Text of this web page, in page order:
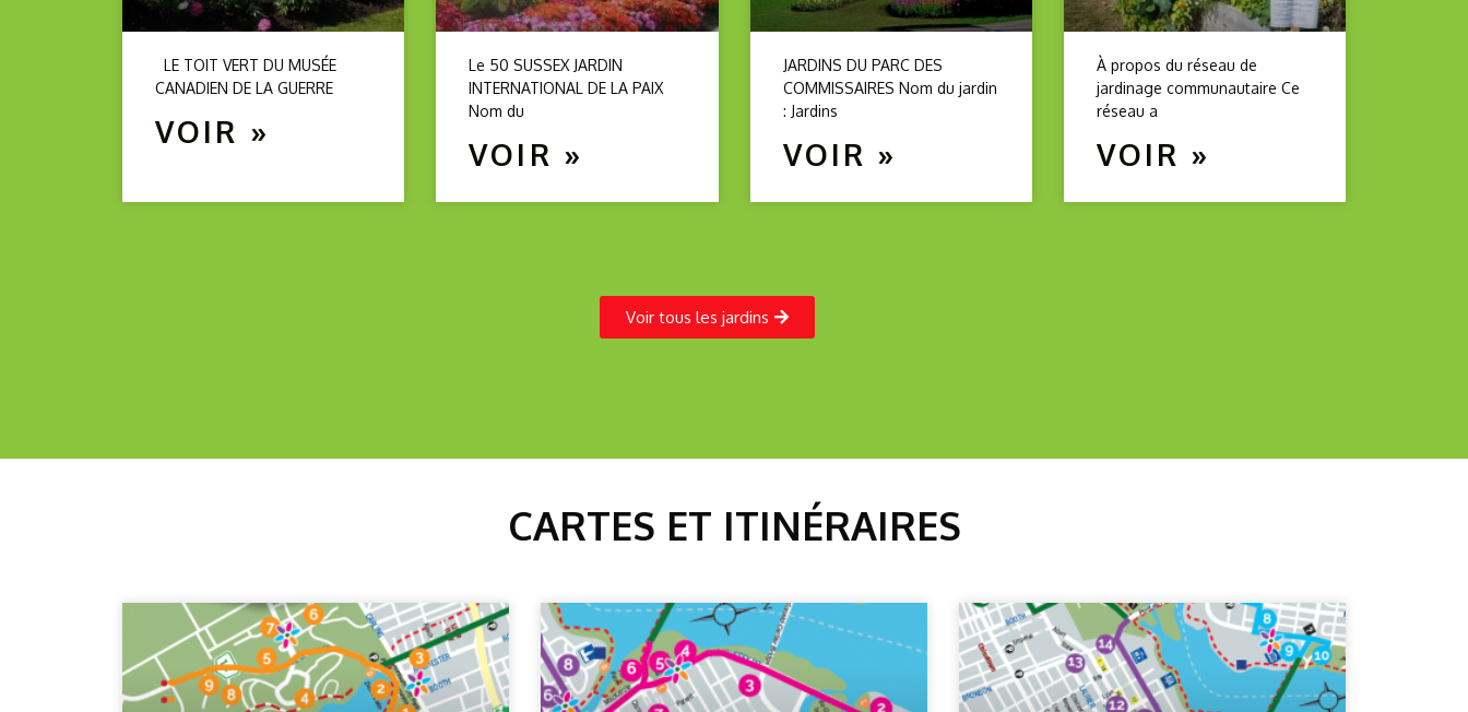
LE TOIT VERT DU MUSÉE
CANADIEN DE LA GUERRE
VOIR »
Le 50 SUSSEX JARDIN
INTERNATIONAL DE LA PAIX
Nom du
VOIR »
JARDINS DU PARC DES
COMMISSAIRES Nom du jardin
: Jardins
VOIR »
À propos du réseau de
jardinage communautaire Ce
réseau a
VOIR »
Voir tous les jardins
CARTES ET ITINÉRAIRES